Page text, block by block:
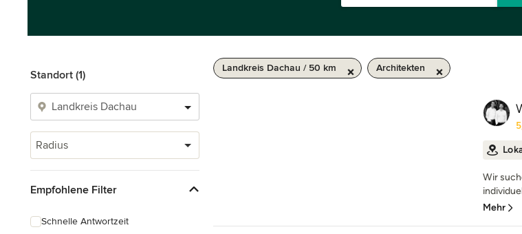
Standort (1)
Radius
Empfohlene Filter
Schnelle Antwortzeit
Landkreis Dachau / 50 km Architekten
Wir
Mehr